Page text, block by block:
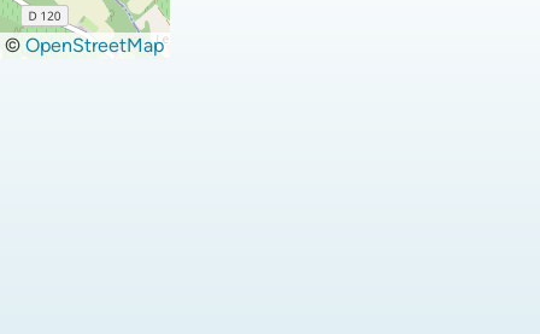
© OpenStreetMap